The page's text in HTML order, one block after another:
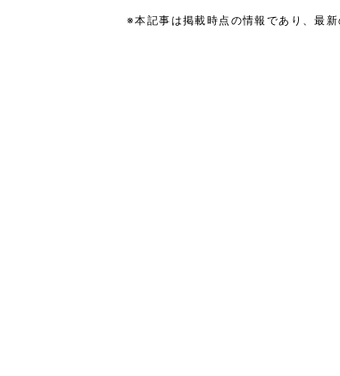
※本記事は掲載時点の情報であり、最